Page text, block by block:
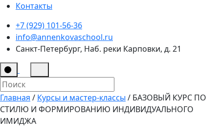
Контакты
+7 (929) 101-56-36
info@annenkovaschool.ru
Санкт-Петербург, Наб. реки Карповки, д. 21
Главная / Курсы и мастер-классы / БАЗОВЫЙ КУРС ПО
СТИЛЮ И ФОРМИРОВАНИЮ ИНДИВИДУАЛЬНОГО
ИМИДЖА